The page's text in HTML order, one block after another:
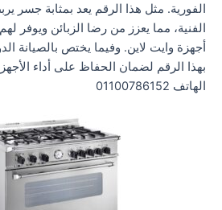
الفورية. مثل هذا الرقم يعد بمثابة جسر
الفنية، مما يعزز من رضا الزبائن ويوفر
أجهزة وايت لاين. وفيما يختص بالصيانة
بهذا الرقم لضمان الحفاظ على أداء
الهاتف 01100786152